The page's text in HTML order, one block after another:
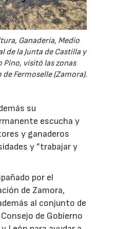
Ganadería, Medio
de la Junta de Castilla y
Pino, visitó las zonas
Fermoselle (Zamora).
su
escucha y
y ganaderos
y ”trabajar y
por el
de Zamora,
al conjunto de
de Gobierno